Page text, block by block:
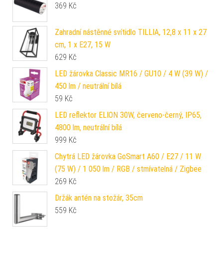
369 Kč
Zahradní nástěnné svítidlo TILLIA, 12,8 x 11 x 27
cm, 1 x E27, 15 W
629 Kč
LED žárovka Classic MR16 / GU10 / 4 W (39 W) /
450 lm / neutrální bílá
59 Kč
LED reflektor ELION 30W, červeno-černý, IP65,
4800 lm, neutrální bílá
999 Kč
Chytrá LED žárovka GoSmart A60 / E27 / 11 W
(75 W) / 1 050 lm / RGB / stmívatelná / Zigbee
269 Kč
Držák antén na stožár, 35cm
559 Kč